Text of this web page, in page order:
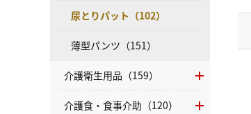
尿とりパット（102）
薄型パンツ（151）
介護衛生用品（159）
介護食・食事介助（120）